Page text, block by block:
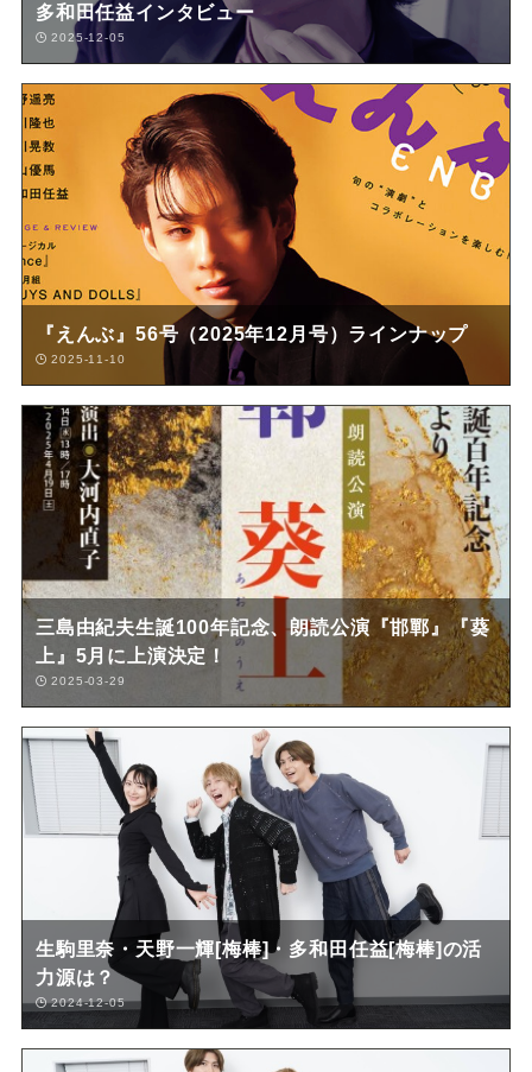
多和田任益インタビュー
2025-12-05
『えんぶ』56号（2025年12月号）ラインナップ
2025-11-10
三島由紀夫生誕100年記念、朗読公演『邯鄲』『葵
上』5月に上演決定！
2025-03-29
生駒里奈・天野一輝[梅棒]・多和田任益[梅棒]の活
力源は？
2024-12-05